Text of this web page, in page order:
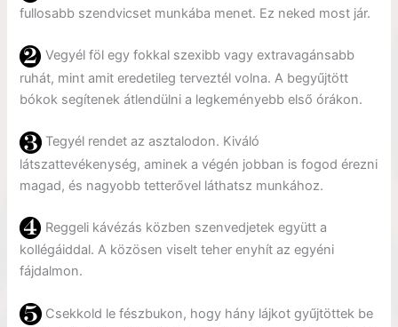
fullosabb szendvicset munkába menet. Ez neked most jár.
Vegyél föl egy fokkal szexibb vagy extravagánsabb
ruhát, mint amit eredetileg terveztél volna. A begyűjtött
bókok segítenek átlendülni a legkeményebb első órákon.
Tegyél rendet az asztalodon. Kiváló
látszattevékenység, aminek a végén jobban is fogod érezni
magad, és nagyobb tetterővel láthatsz munkához.
Reggeli kávézás közben szenvedjetek együtt a
kollégáiddal. A közösen viselt teher enyhít az egyéni
fájdalmon.
Csekkold le fészbukon, hogy hány lájkot gyűjtöttek be